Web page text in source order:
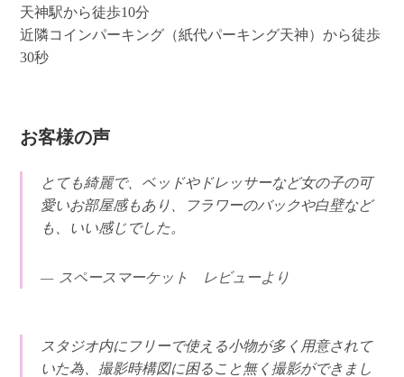
天神駅から徒歩10分
近隣コインパーキング（紙代パーキング天神）から徒歩
30秒
お客様の声
とても綺麗で、ベッドやドレッサーなど女の子の可
愛いお部屋感もあり、フラワーのバックや白壁など
も、いい感じでした。
スペースマーケット レビューより
スタジオ内にフリーで使える小物が多く用意されて
いた為、撮影時構図に困ること無く撮影ができまし